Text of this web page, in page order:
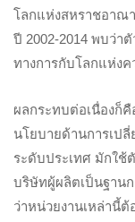
โลกแห่งสหราชอาณ
ปี 2002-2014 พบว่า
ทางการกับโลกแห่งค
ผลกระทบต่อเนื่องก็
นโยบายด้านการเป
ระดับประเทศ มักใช้
บริษัทผู้ผลิตเป็นฐาน
ว่าหน่วยงานเหล่านี้